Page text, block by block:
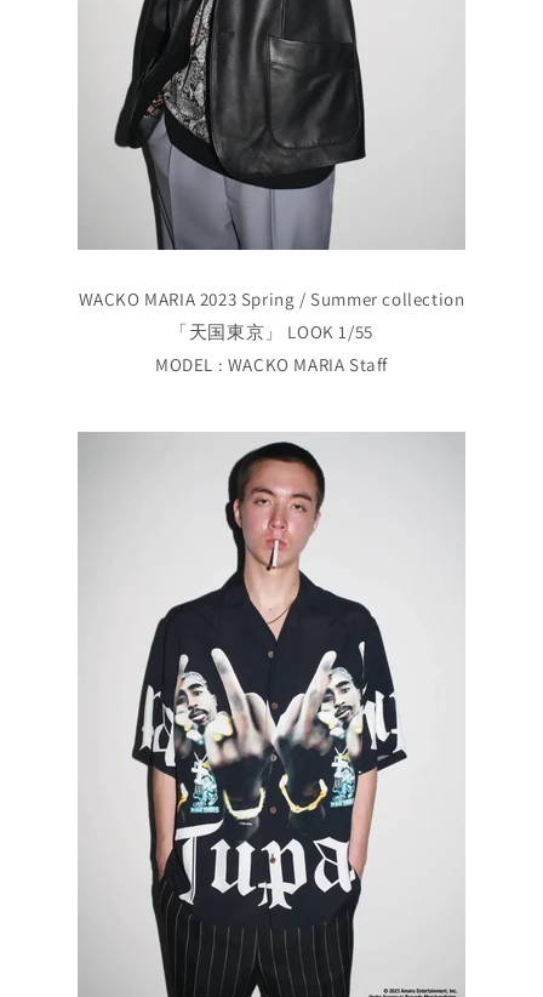
WACKO MARIA 2023 Spring / Summer collection
「天国東京」 LOOK 1/55
MODEL : WACKO MARIA Staff